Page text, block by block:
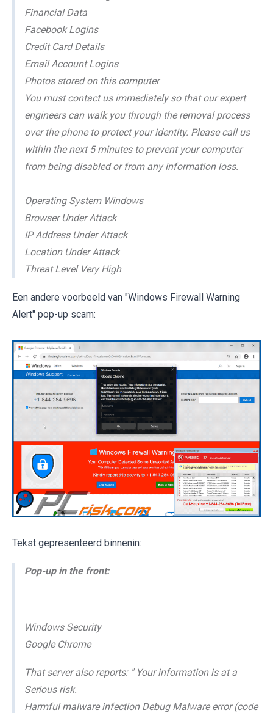
Financial Data
Facebook Logins
Credit Card Details
Email Account Logins
Photos stored on this computer
You must contact us immediately so that our expert
engineers can walk you through the removal process
over the phone to protect your identity. Please call us
within the next 5 minutes to prevent your computer
from being disabled or from any information loss.
Operating System Windows
Browser Under Attack
IP Address Under Attack
Location Under Attack
Threat Level Very High
Een andere voorbeeld van "Windows Firewall Warning
Alert" pop-up scam:
Tekst gepresenteerd binnenin:
Pop-up in the front:
Windows Security
Google Chrome
That server also reports: " Your information is at a
Serious risk.
Harmful malware infection Debug Malware error (code